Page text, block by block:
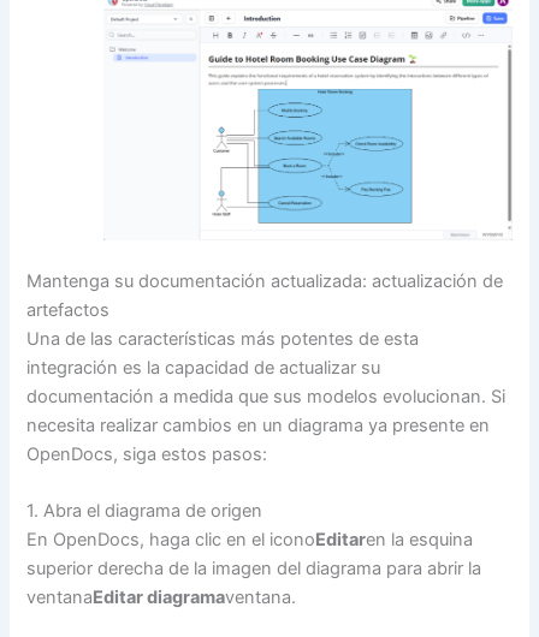
Mantenga su documentación actualizada: actualización de
artefactos
Una de las características más potentes de esta
integración es la capacidad de actualizar su
documentación a medida que sus modelos evolucionan. Si
necesita realizar cambios en un diagrama ya presente en
OpenDocs, siga estos pasos:
1. Abra el diagrama de origen
En OpenDocs, haga clic en el iconoEditaren la esquina
superior derecha de la imagen del diagrama para abrir la
ventanaEditar diagramaventana.